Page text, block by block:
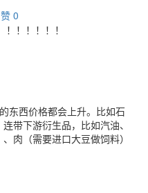
赞 0
！！！！！
东西价格都会上升。比如石
带下游衍生品，比如汽油、
肉（需要进口大豆做饲料）